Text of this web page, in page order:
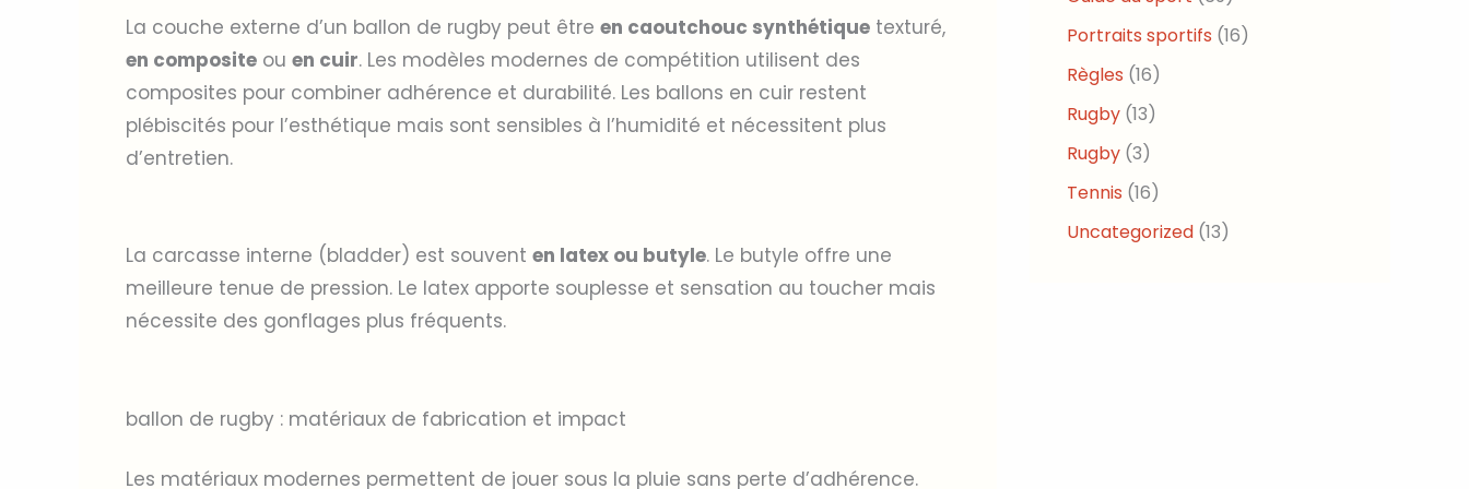
La couche externe d’un ballon de rugby peut être en caoutchouc synthétiquetexturé,
en compositeou en cuir. Les modèles modernes de compétition utilisent des
composites pour combiner adhérence et durabilité. Les ballons en cuir restent
plébiscités pour l’esthétique mais sont sensibles à l’humidité et nécessitent plus
d’entretien.
La carcasse interne (bladder) est souvent en latex ou butyle. Le butyle offre une
meilleure tenue de pression. Le latex apporte souplesse et sensation au toucher mais
nécessite des gonflages plus fréquents.
ballon de rugby : matériaux de fabrication et impact
Les matériaux modernes permettent de jouer sous la pluie sans perte d’adhérence.
Portraits sportifs (16)
Règles (16)
Rugby (13)
Rugby (3)
Tennis (16)
Uncategorized (13)